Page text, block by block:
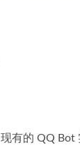
现有的 QQ Bot